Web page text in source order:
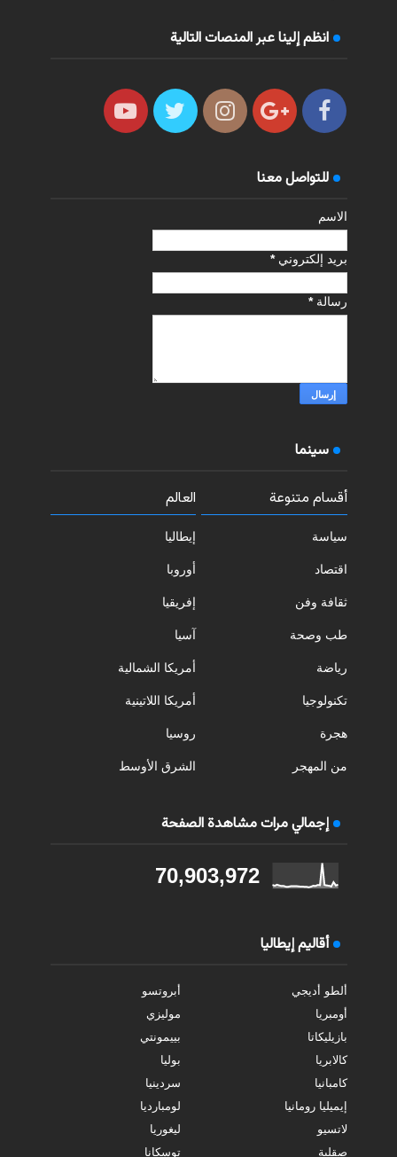
انظم إلينا عبر المنصات التالية
للتواصل معنا
الاسم
بريد إلكتروني*
رسالة*
سينما
أقسام متنوعة
سياسة
اقتصاد
ثقافة وفن
طب وصحة
رياضة
تكنولوجيا
هجرة
من المهجر
العالم
إيطاليا
أوروبا
إفريقيا
آسيا
أمريكا الشمالية
أمريكا اللاتينية
روسيا
الشرق الأوسط
إجمالي مرات مشاهدة الصفحة
70,903,972
أقاليم إيطاليا
ألطو أديجي
أبروتسو
أومبريا
موليزي
بازيليكاتا
بييمونتي
كالابريا
بوليا
كامبانيا
سردينيا
إيميليا رومانيا
لومبارديا
لاتسيو
ليغوريا
صقلية
توسكانا